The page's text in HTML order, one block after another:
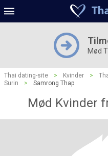
Mød
Thai dating-site > Kvinder >
Surin
> Samrong Thap
Mød Kvinder